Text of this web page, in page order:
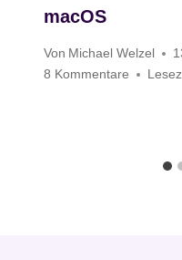
macOS
Von Michael Welzel
8 Kommentare